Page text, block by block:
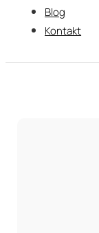
Blog
Kontakt